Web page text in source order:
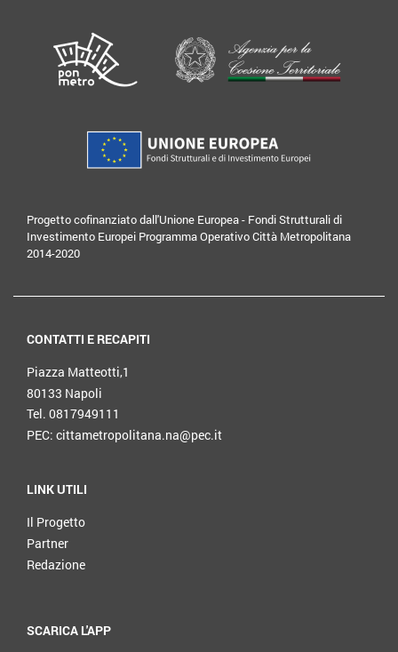
Progetto cofinanziato dall'Unione Europea - Fondi Strutturali di
Investimento Europei Programma Operativo Città Metropolitana
2014-2020
CONTATTI E RECAPITI
Piazza Matteotti,1
80133 Napoli
Tel. 0817949111
PEC: cittametropolitana.na@pec.it
LINK UTILI
Il Progetto
Partner
Redazione
SCARICA L'APP